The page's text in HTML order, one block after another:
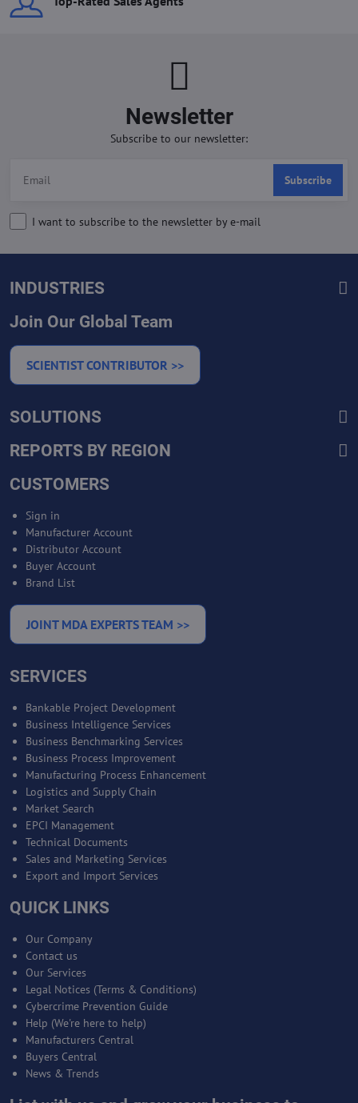
Newsletter
Subscribe to our newsletter:
Subscribe
I want to subscribe to the newsletter by e-mail
INDUSTRIES
Join Our Global Team
SCIENTIST CONTRIBUTOR >>
SOLUTIONS
REPORTS BY REGION
CUSTOMERS
Sign in
Manufacturer Account
Distributor Account
Buyer Account
Brand List
JOINT MDA EXPERTS TEAM >>
SERVICES
Bankable Project Development
Business Intelligence Services
Business Benchmarking Services
Business Process Improvement
Manufacturing Process Enhancement
Logistics and Supply Chain
Market Search
EPCI Management
Technical Documents
Sales and Marketing Services
Export and Import Services
QUICK LINKS
Our Company
Contact us
Our Services
Legal Notices (Terms & Conditions)
Cybercrime Prevention Guide
Help (We're here to help)
Manufacturers Central
Buyers Central
News & Trends